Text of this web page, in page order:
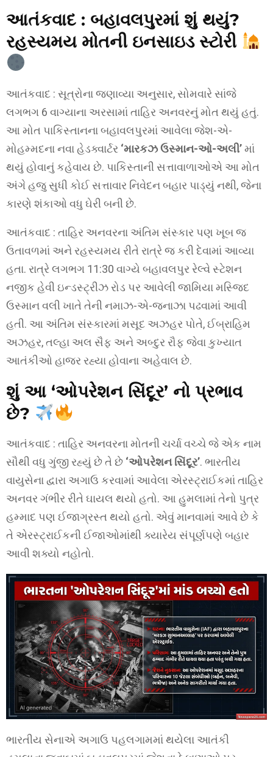
આતંકવાદ : બહાવલપુરમાં શું થયું?
રહસ્યમય મોતની ઇનસાઇડ સ્ટોરી
આતંકવાદ : સૂત્રોના જણાવ્યા અનુસાર, સોમવારે સાંજે
લગભગ 6 વાગ્યાના અરસામાં તાહિર અનવરનું મોત થયું હતું.
આ મોત પાકિસ્તાનના બહાવલપુરમાં આવેલા જેશ-એ-
મોહમ્મદના નવા હેડક્વાર્ટર ‘મારકઝ ઉસ્માન-ઓ-અલી’માં
થયું હોવાનું કહેવાય છે. પાકિસ્તાની સત્તાવાળાઓએ આ મોત
અંગે હજુ સુધી કોઈ સત્તાવાર નિવેદન બહાર પાડ્યું નથી, જેના
કારણે શંકાઓ વધુ ઘેરી બની છે.
આતંકવાદ : તાહિર અનવરના અંતિમ સંસ્કાર પણ ખૂબ જ
ઉતાવળમાં અને રહસ્યમય રીતે રાત્રે જ કરી દેવામાં આવ્યા
હતા. રાત્રે લગભગ 11:30 વાગ્યે બહાવલપુર રેલ્વે સ્ટેશન
નજીક હેવી ઇન્ડસ્ટ્રીઝ રોડ પર આવેલી જામિયા મસ્જિદ
ઉસ્માન વલી ખાતે તેની નમાઝ-એ-જનાઝા પઢવામાં આવી
હતી. આ અંતિમ સંસ્કારમાં મસૂદ અઝહર પોતે, ઈબ્રાહિમ
અઝહર, તલ્હા અલ સૈફ અને અબ્દુર રૌફ જેવા કુખ્યાત
આતંકીઓ હાજર રહ્યા હોવાના અહેવાલ છે.
શું આ ‘ઓપરેશન સિંદૂર’ નો પ્રભાવ
છે?
આતંકવાદ : તાહિર અનવરના મોતની ચર્ચા વચ્ચે જે એક નામ
સૌથી વધુ ગુંજી રહ્યું છે તે છે ‘ઓપરેશન સિંદૂર’. ભારતીય
વાયુસેના દ્વારા અગાઉ કરવામાં આવેલા એરસ્ટ્રાઈકમાં તાહિર
અનવર ગંભીર રીતે ઘાયલ થયો હતો. આ હુમલામાં તેનો પુત્ર
હમ્માદ પણ ઈજાગ્રસ્ત થયો હતો. એવું માનવામાં આવે છે કે
તે એરસ્ટ્રાઈકની ઈજાઓમાંથી ક્યારેય સંપૂર્ણપણે બહાર
આવી શક્યો નહોતો.
ભારતીય સેનાએ અગાઉ પહલગામમાં થયેલા આતંકી